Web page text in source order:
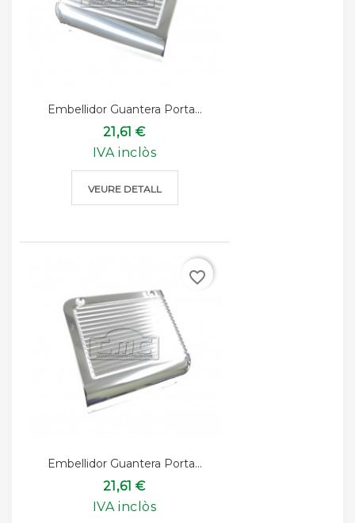
Embellidor Guantera Porta...
21,61 €
IVA inclòs
VEURE DETALL
Embellidor Guantera Porta...
21,61 €
IVA inclòs
favorite_border